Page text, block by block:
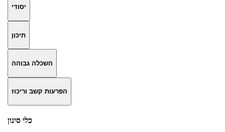
יסודי
תיכון
השכלה גבוהה
הפרעות קשב וריכוז
כלי סינון